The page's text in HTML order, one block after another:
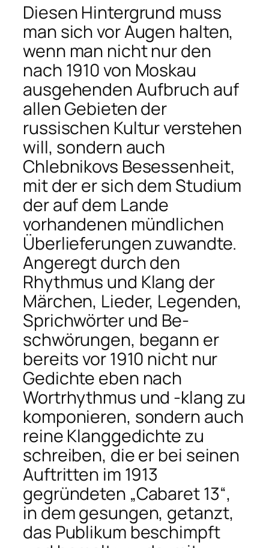
Diesen Hintergrund muss
man sich vor Augen halten,
wenn man nicht nur den
nach 1910 von Moskau
ausgehenden Aufbruch auf
allen Gebieten der
russischen Kultur verstehen
will, sondern auch
Chlebnikovs Besessenheit,
mit der er sich dem Studium
der auf dem Lande
vorhandenen mündlichen
Überlieferungen zuwandte.
Angeregt durch den
Rhythmus und Klang der
Märchen, Lieder, Legenden,
Sprichwörter und Be­
schwörungen, begann er
bereits vor 1910 nicht nur
Gedichte eben nach
Wortrhythmus und -klang zu
komponieren, sondern auch
reine Klanggedichte zu
schreiben, die er bei seinen
Auftritten im 1913
gegründeten „Cabaret 13“,
in dem gesungen, getanzt,
das Publikum beschimpft